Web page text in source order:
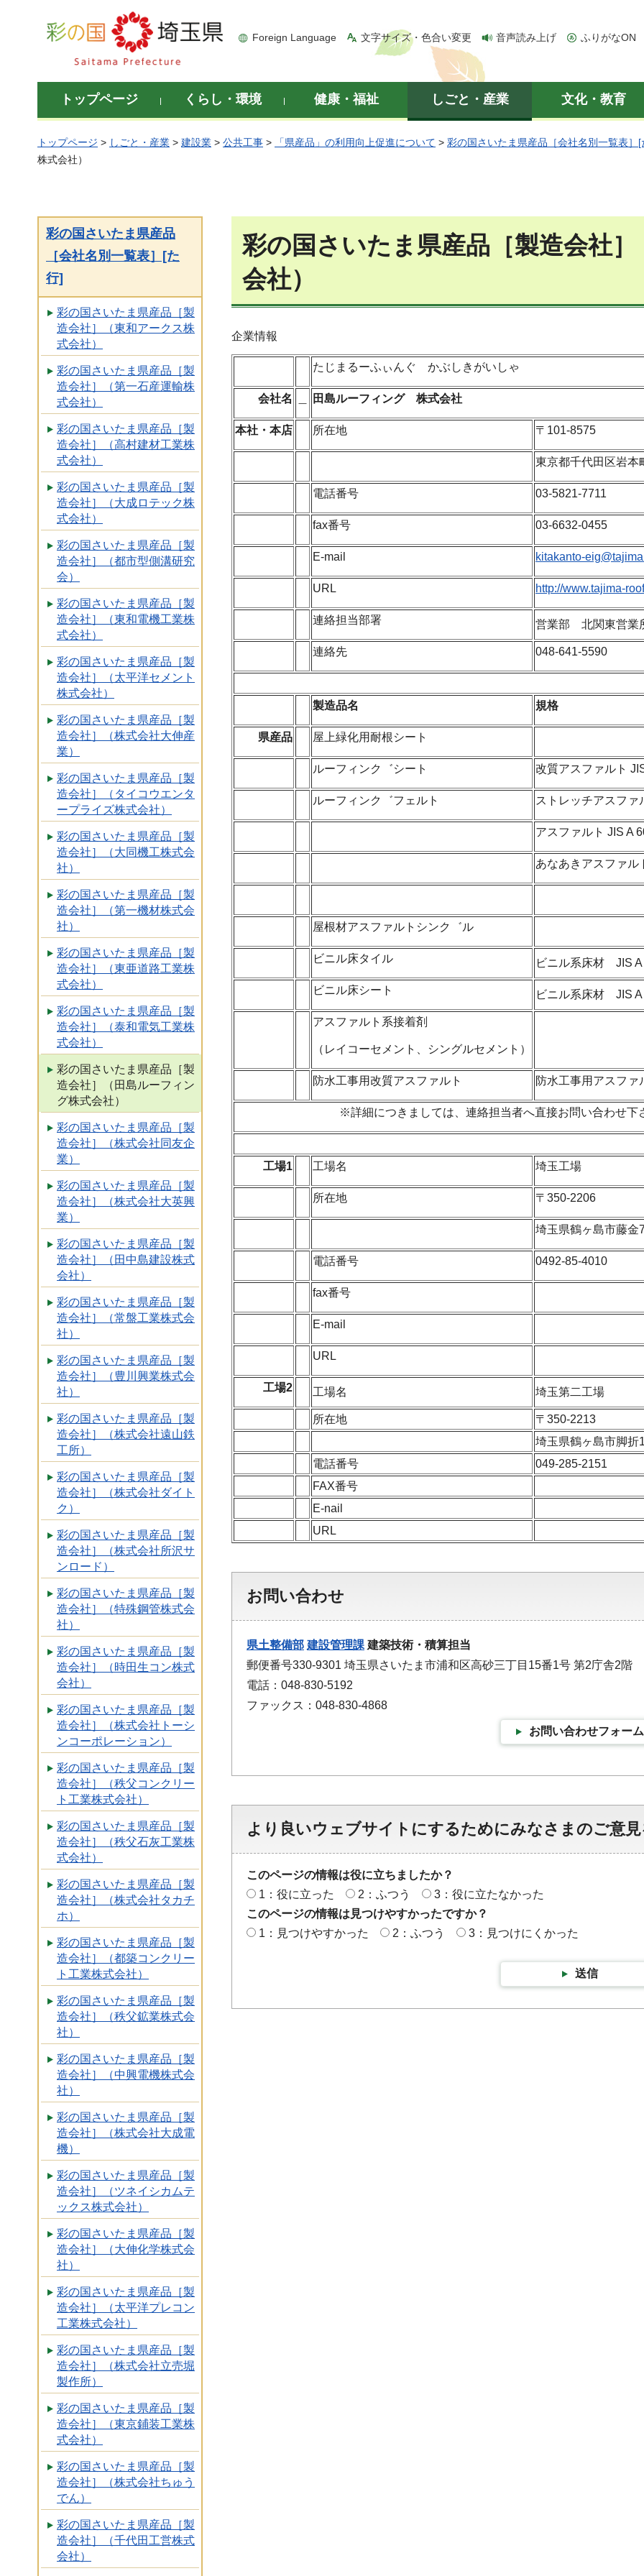
彩の国 埼玉県
Foreign Language 文字サイズ・色合い変更 音声読み上げ ふりがなON
トップページ くらし・環境 健康・福祉 しごと・産業 文化・教育
トップページ > しごと・産業 > 建設業 > 公共工事 > 「県産品」の利用向上促進について > 彩の国さいたま県産品［会社名別一覧表］[
株式会社）
彩の国さいたま県産品
［会社名別一覧表］[た
行]
彩の国さいたま県産品［製
造会社］（東和アークス株
式会社）
彩の国さいたま県産品［製
造会社］（第一石産運輸株
式会社）
彩の国さいたま県産品［製
造会社］（高村建材工業株
式会社）
彩の国さいたま県産品［製
造会社］（大成ロテック株
式会社）
彩の国さいたま県産品［製
造会社］（都市型側溝研究
会）
彩の国さいたま県産品［製
造会社］（東和電機工業株
式会社）
彩の国さいたま県産品［製
造会社］（太平洋セメント
株式会社）
彩の国さいたま県産品［製
造会社］（株式会社大伸産
業）
彩の国さいたま県産品［製
造会社］（タイコウエンタ
ープライズ株式会社）
彩の国さいたま県産品［製
造会社］（大同機工株式会
社）
彩の国さいたま県産品［製
造会社］（第一機材株式会
社）
彩の国さいたま県産品［製
造会社］（東亜道路工業株
式会社）
彩の国さいたま県産品［製
造会社］（泰和電気工業株
式会社）
彩の国さいたま県産品［製
造会社］（田島ルーフィン
グ株式会社）
彩の国さいたま県産品［製
造会社］（株式会社同友企
業）
彩の国さいたま県産品［製
造会社］（株式会社大英興
業）
彩の国さいたま県産品［製
造会社］（田中島建設株式
会社）
彩の国さいたま県産品［製
造会社］（常盤工業株式会
社）
彩の国さいたま県産品［製
造会社］（豊川興業株式会
社）
彩の国さいたま県産品［製
造会社］（株式会社遠山鉄
工所）
彩の国さいたま県産品［製
造会社］（株式会社ダイト
ク）
彩の国さいたま県産品［製
造会社］（株式会社所沢サ
ンロード）
彩の国さいたま県産品［製
造会社］（特殊鋼管株式会
社）
彩の国さいたま県産品［製
造会社］（時田生コン株式
会社）
彩の国さいたま県産品［製
造会社］（株式会社トーシ
ンコーポレーション）
彩の国さいたま県産品［製
造会社］（秩父コンクリー
ト工業株式会社）
彩の国さいたま県産品［製
造会社］（秩父石灰工業株
式会社）
彩の国さいたま県産品［製
造会社］（株式会社タカチ
ホ）
彩の国さいたま県産品［製
造会社］（都築コンクリー
ト工業株式会社）
彩の国さいたま県産品［製
造会社］（秩父鉱業株式会
社）
彩の国さいたま県産品［製
造会社］（中興電機株式会
社）
彩の国さいたま県産品［製
造会社］（株式会社大成電
機）
彩の国さいたま県産品［製
造会社］（ツネイシカムテ
ックス株式会社）
彩の国さいたま県産品［製
造会社］（大伸化学株式会
社）
彩の国さいたま県産品［製
造会社］（太平洋プレコン
工業株式会社）
彩の国さいたま県産品［製
造会社］（株式会社立売堀
製作所）
彩の国さいたま県産品［製
造会社］（東京鋪装工業株
式会社）
彩の国さいたま県産品［製
造会社］（株式会社ちゅう
でん）
彩の国さいたま県産品［製
造会社］（千代田工営株式
会社）
彩の国さいたま県産品［製造会社
会社）
企業情報
たじまるーふぃんぐ かぶしきがいしゃ
会社名 田島ルーフィング 株式会社
本社・本店 所在地 〒101-8575
東京都千代田区岩本
電話番号 03-5821-7711
fax番号 03-6632-0455
E-mail kitakanto-
URL http://www.tajima-
連絡担当部署 営業部 北関東営業
連絡先 048-641-5590
製造品名 規格
県産品 屋上緑化用耐根シート
ルーフィンク゛シート 改質アスファルト
ルーフィンク゛フェルト ストレッチアスファ
アスファルト JIS A
あなあきアスファル
屋根材アスファルトシンク゛ル
ビニル床タイル ビニル系床材 JIS A
ビニル床シート ビニル系床材 JIS A
アスファルト系接着剤
（レイコーセメント、シングルセメント）
防水工事用改質アスファルト 防水工事用アスフ
※詳細につきましては、連絡担当者へ直接お問い合わせ下
工場1 工場名 埼玉工場
所在地 〒350-2206
埼玉県鶴ヶ島市藤金
電話番号 0492-85-4010
fax番号
E-mail
URL
工場2 工場名 埼玉第二工場
所在地
〒350-2213
埼玉県鶴ヶ島市脚折
電話番号
049-285-2151
FAX番号
E-nail
URL
お問い合わせ
県土整備部 建設管理課 建築技術・積算担当
郵便番号330-9301 埼玉県さいたま市浦和区高砂三丁目15番1号 第2庁舎2階
電話：048-830-5192
ファックス：048-830-4868
お問い合わせフォーム
より良いウェブサイトにするためにみなさまのご意
このページの情報は役に立ちましたか？
1：役に立った
2：ふつう
3：役に立たなかった
このページの情報は見つけやすかったですか？
1：見つけやすかった
2：ふつう 3：見つけにくかった
送信